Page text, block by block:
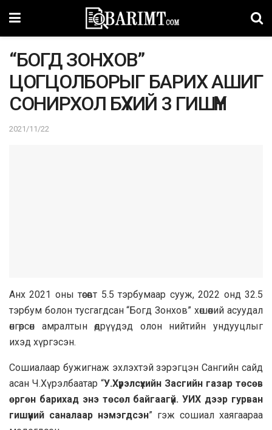
“БОГД ЗОНХОВ”
ЦОГЦОЛБОРЫГ БАРИХ АШИГ
СОНИРХОЛ БҮХИЙ 3 ГИШҮҮН
2021/11/22
Анх 2021 оны төсөвт 5.5 тэрбумаар сууж, 2022 онд 32.5
тэрбум болон тусгагдсан “Богд Зонхов” хөшөөний асуудал
өнгөрсөн амралтын өдрүүдэд олон нийтийн ундууцлыг
ихэд хүргэсэн.
Сошиалаар бужигнаж эхлэхтэй зэрэгцэн Сангийн сайд
асан Ч.Хүрэлбаатар “У.Хүрэлсүхийн Засгийн газар төсөв
өргөн барихад энэ төсөл байгаагүй. УИХ дээр гурван
гишүүний саналаар нэмэгдсэн” гэж сошиал хаягаараа